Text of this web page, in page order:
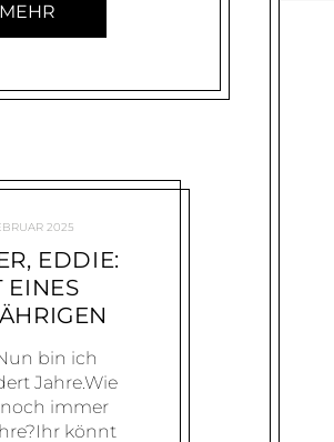
MEHR
2025
EDDIE:
EINES
bin ich
Jahre.Wie
immer
könnt